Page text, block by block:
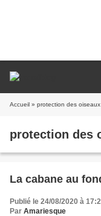
Accueil » protection des oiseaux
protection des
La cabane au
Publié le 24/08/2020 à
Par Amariesque